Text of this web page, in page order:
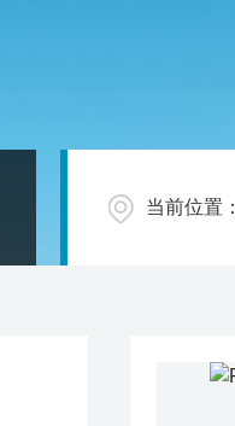
当前位置：